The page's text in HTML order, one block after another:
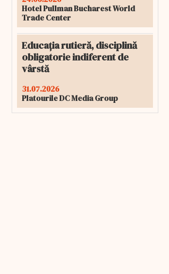
Hotel Pullman Bucharest World
Trade Center
Educația rutieră, disciplină
obligatorie indiferent de
vârstă
31.07.2026
Platourile DC Media Group